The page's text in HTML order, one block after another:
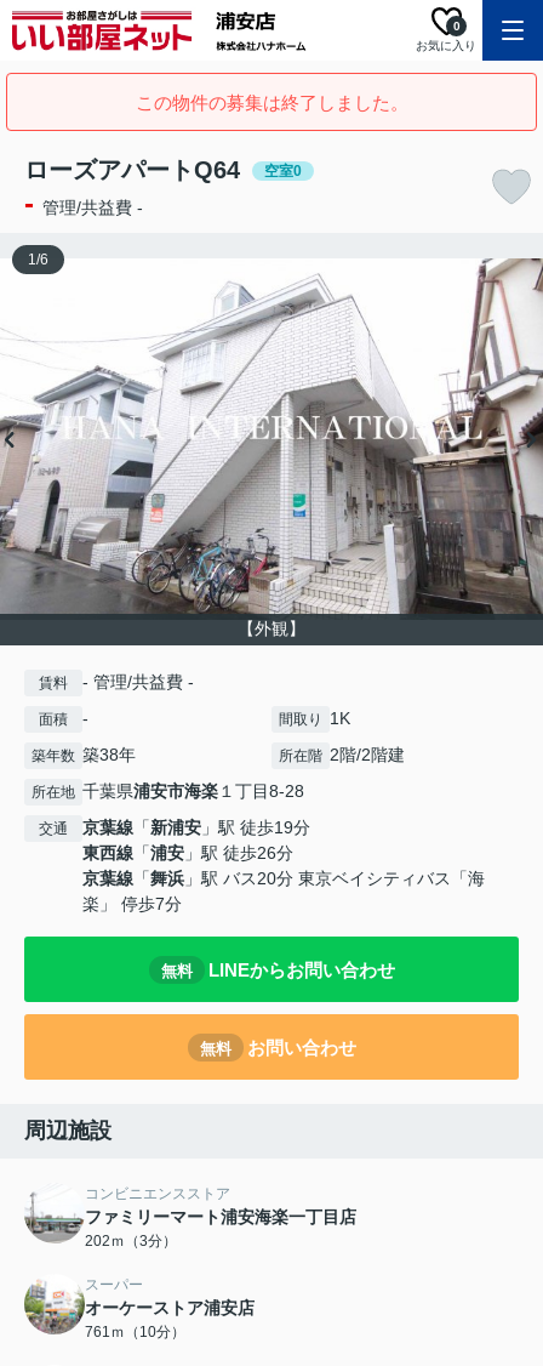
お気に入り
0
この物件の募集は終了しました。
ローズアパートQ64 空室0
- 管理/共益費 -
【外観】
1/6
賃料 - 管理/共益費 -
面積 - 間取り 1K
築年数 築38年 所在階 2階/2階建
所在地 千葉県浦安市海楽１丁目8-28
交通 京葉線 「新浦安 」駅 徒歩19分
東西線 「浦安 」駅 徒歩26分
京葉線 「舞浜 」駅 バス20分 東京ベイシティバス「海
楽」 停歩7分
無料 LINEからお問い合わせ
無料 お問い合わせ
周辺施設
コンビニエンスストア
ファミリーマート浦安海楽一丁目店
202ｍ（3分）
スーパー
オーケーストア浦安店
761ｍ（10分）